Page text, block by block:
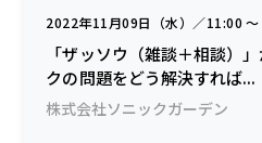
2022年11月09日（水）／11:00
「ザッソウ（雑談＋相談）
クの問題をどう解決すれば...
株式会社ソニックガーデン